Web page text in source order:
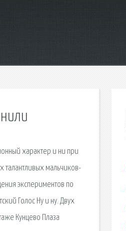
характер и ни при
талантливых мальчиков-
экспериментов по
Голос Ну и ну. Двух
Кунцево Плаза